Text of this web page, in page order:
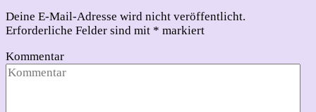
Deine E-Mail-Adresse wird nicht veröffentlicht.
Erforderliche Felder sind mit * markiert
Kommentar